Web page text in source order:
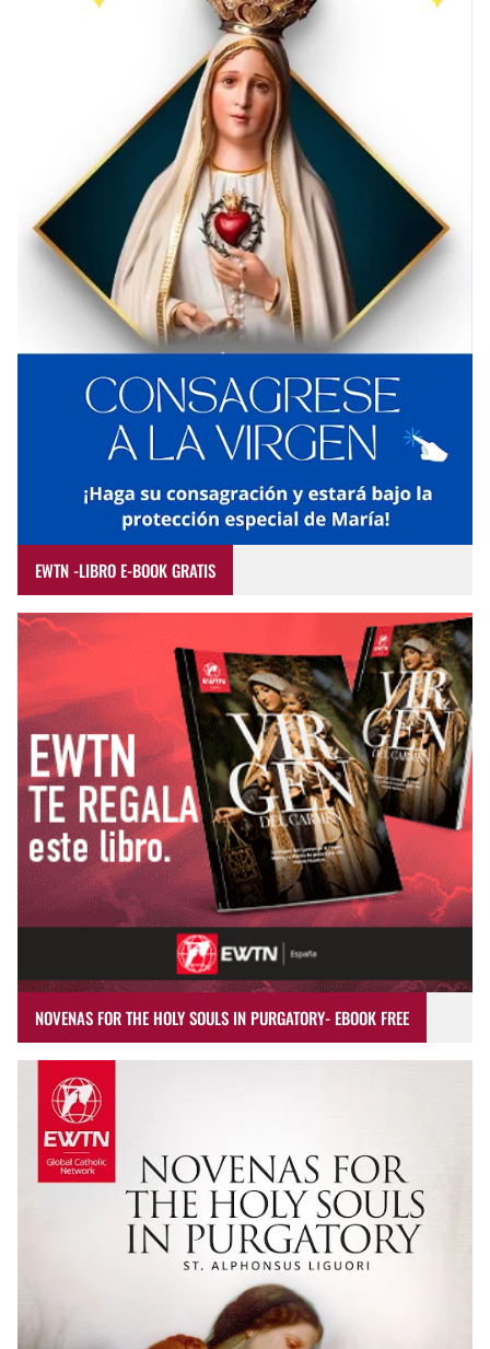
EWTN -LIBRO E-BOOK GRATIS
NOVENAS FOR THE HOLY SOULS IN PURGATORY- EBOOK FREE